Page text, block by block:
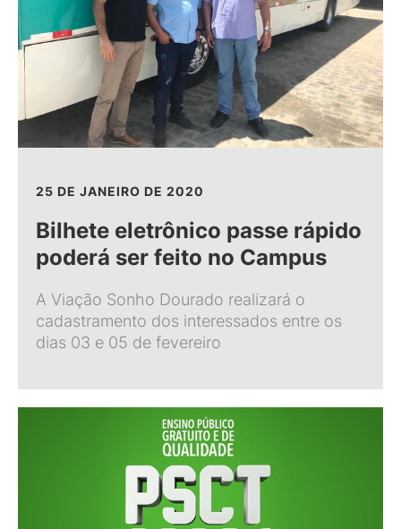
25 DE JANEIRO DE 2020
Bilhete eletrônico passe rápido
poderá ser feito no Campus
A Viação Sonho Dourado realizará o
cadastramento dos interessados entre os
dias 03 e 05 de fevereiro